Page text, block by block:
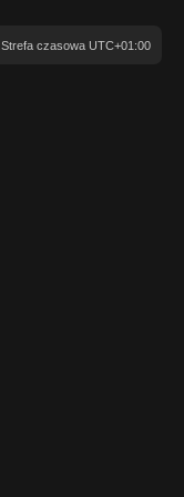
Strefa czasowa UTC+01:00